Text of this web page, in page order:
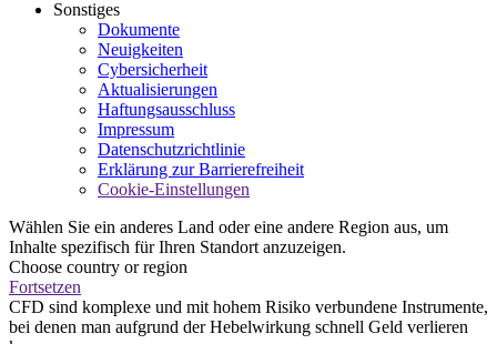
Sonstiges
Dokumente
Neuigkeiten
Cybersicherheit
Aktualisierungen
Haftungsausschluss
Impressum
Datenschutzrichtlinie
Erklärung zur Barrierefreiheit
Cookie-Einstellungen
Wählen Sie ein anderes Land oder eine andere Region aus, um
Inhalte spezifisch für Ihren Standort anzuzeigen.
Choose country or region
Fortsetzen
CFD sind komplexe und mit hohem Risiko verbundene Instrumente,
bei denen man aufgrund der Hebelwirkung schnell Geld verlieren